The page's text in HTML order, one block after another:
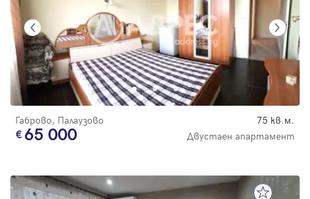
Габрово, Палаузово 75 кв.м.
65 000 Двустаен апартамент